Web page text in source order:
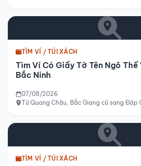
TÌM VÍ / TÚI XÁCH
Tìm Ví Có Giấy Tờ Tên Ngô Thế
Bắc Ninh
07/08/2026
Từ Quang Châu, Bắc Giang cũ sang Đáp
TÌM VÍ / TÚI XÁCH